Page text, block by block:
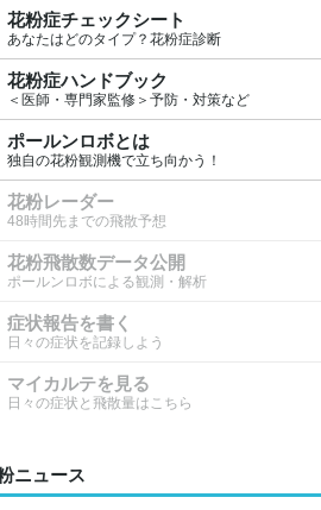
花粉症チェックシート
あなたはどのタイプ？花粉症診断
花粉症ハンドブック
＜医師・専門家監修＞予防・対策など
ポールンロボとは
独自の花粉観測機で立ち向かう！
花粉レーダー
48時間先までの飛散予想
花粉飛散数データ公開
ポールンロボによる観測・解析
症状報告を書く
日々の症状を記録しよう
マイカルテを見る
日々の症状と飛散量はこちら
ニュース